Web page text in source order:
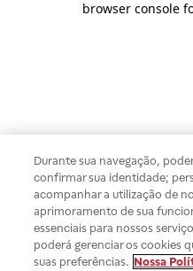
browser console
Durante sua navegação,
confirmar sua identidade;
acompanhar a utilização de
aprimoramento de sua
essenciais para nossos
poderá gerenciar os cookies
suas preferências. Nossa